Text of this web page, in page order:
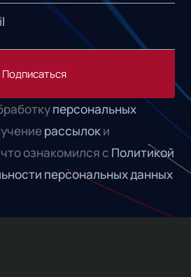
Подписаться
персональных
рассылоки
ознакомился с Политикой
персональных данных